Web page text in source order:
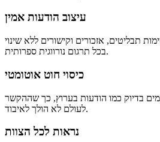
עיצוב הודעות אמין
תבליטים, אזכורים וקישורים ללא שינוי
בכל תרגום נורווגית ספרותית.
כיסוי חוט אוטומטי
בדיוק כמו הודעות בערוץ, כך שההקשר
לעולם לא הולך לאיבוד.
נראות לכל הצוות